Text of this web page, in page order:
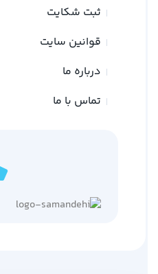
ثبت شکایت
قوانین سایت
درباره ما
تماس با ما